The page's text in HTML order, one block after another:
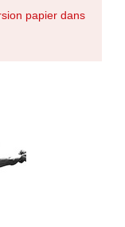
papier dans